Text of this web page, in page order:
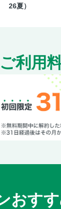
26夏）
ご利用
おす